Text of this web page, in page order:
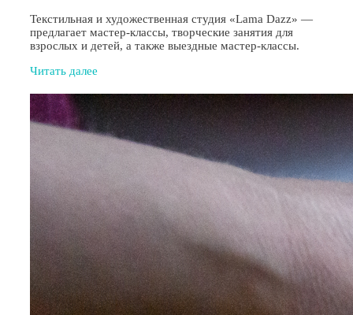
Текстильная и художественная студия «Lama Dazz» —
предлагает мастер-классы, творческие занятия для
взрослых и детей, а также выездные мастер-классы.
Читать далее